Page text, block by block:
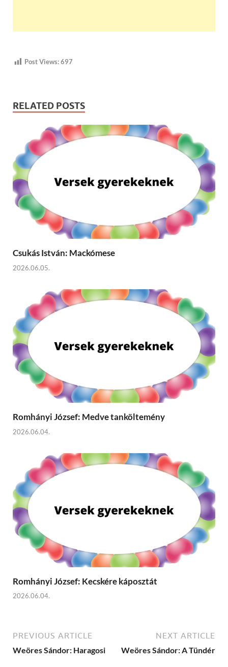
Post Views:697
RELATED POSTS
Csukás István: Mackómese
2026.06.05.
Romhányi József: Medve tanköltemény
2026.06.04.
Romhányi József: Kecskére káposztát
2026.06.04.
PREVIOUS ARTICLE
Weöres Sándor: Haragosi
NEXT ARTICLE
Weöres Sándor: A Tündér